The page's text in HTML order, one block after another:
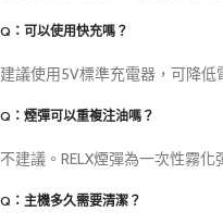
Q：可以使用快充嗎？
建議使用5V標準充電器，可降低
Q：煙彈可以重複注油嗎？
不建議。RELX煙彈為一次性霧
Q：主機多久需要清潔？